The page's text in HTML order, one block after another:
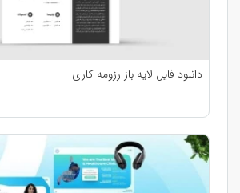
دانلود فایل لایه باز رزومه کاری